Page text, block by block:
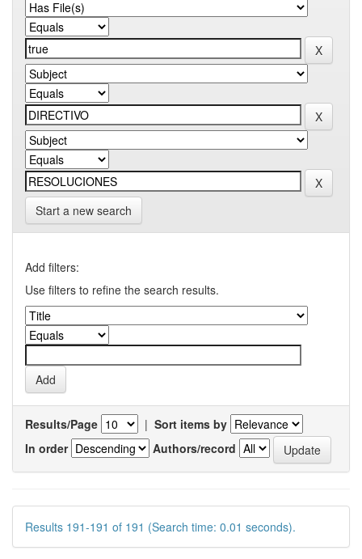
Start a new search
Add filters:
Use filters to refine the search results.
Results/Page | Sort items by
In order
Authors/record
Results 191-191 of 191 (Search time: 0.01 seconds).